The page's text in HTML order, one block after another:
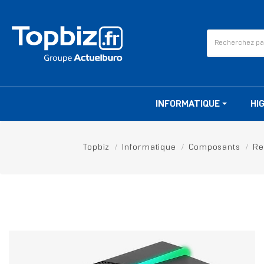
INFORMATIQUE
Topbiz Informatique Composants